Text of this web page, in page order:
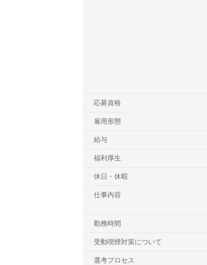
応募資格
雇用形態
給与
福利厚生
休日・休暇
仕事内容
勤務時間
受動喫煙対策について
選考プロセス